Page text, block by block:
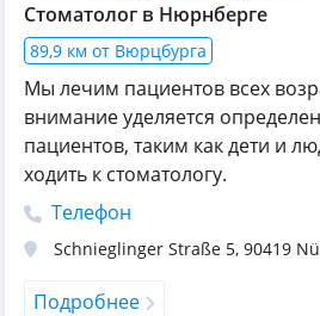
Стоматолог в Нюрнберге
89,9 км от Вюрцбурга
Мы лечим пациентов всех
внимание уделяется
пациентов, таким как дети и
ходить к стоматологу.
Телефон
Schnieglinger Straße 5, 90419
Подробнее